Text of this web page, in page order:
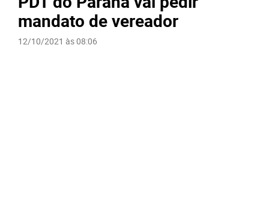
mandato de vereador
12/10/2021 às 08:06